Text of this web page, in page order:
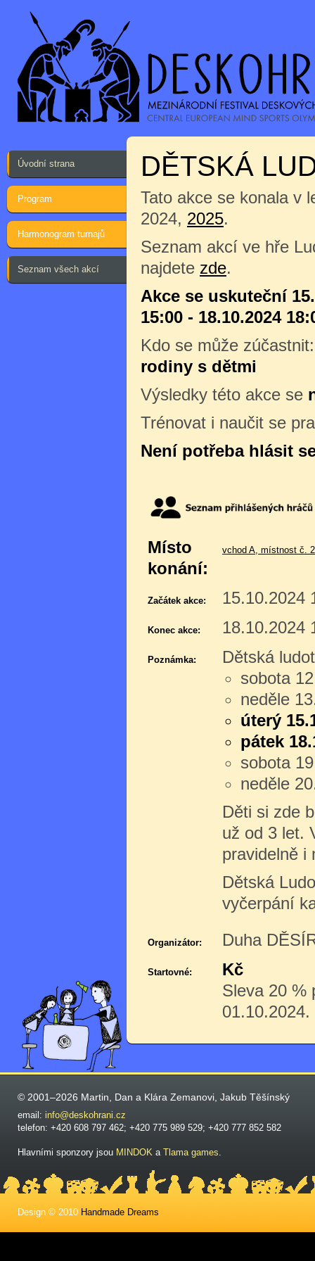
Úvodní strana
Program
Harmonogram turnajů
Seznam všech akcí
DĚTSKÁ
Tato akce se konala v
2024, 2025.
Seznam akcí ve hře
najdete zde.
Akce se uskuteční
15:00 - 18.10.2024
Kdo se může
rodiny s dětmi
Výsledky této akce se
Trénovat i naučit se
Není potřeba hlásit
Místo
konání:
vchod A, místnost č.
Začátek akce: 15.10.2024
Konec akce: 18.10.2024
Poznámka:
Dětská
sobota
neděle
úterý
pátek
sobota
neděle
Děti si zde
už od 3 let.
pravidelně i
Dětská
vyčerpání
Organizátor: Duha
Startovné:
Kč
Sleva 20 %
01.10.2024.
© 2001–2026 Martin, Dan a Klára Zemanovi, Jakub Těšínský
email: info@deskohrani.cz
telefon: +420 608 797 462; +420 775 989 529; +420 777 852 582
Hlavními sponzory jsou MINDOK a Tlama games.
Design © 2010 Handmade Dreams